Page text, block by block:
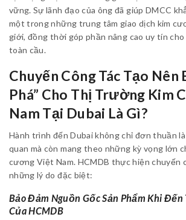
vững. Sự lãnh đạo của ông đã giúp DMCC
một trong những trung tâm giao dịch kim
giới, đồng thời góp phần nâng cao uy tín
toàn cầu.
Chuyến Công Tác Tạo
Phá” Cho Thị Trường Kim
Nam Tại Dubai Là Gì?
Hành trình đến Dubai không chỉ đơn thuần
quan mà còn mang theo những kỳ vọng lớn
cương Việt Nam. HCMDB thực hiện chuyến
những lý do đặc biệt:
Bảo Đảm Nguồn Gốc Sản Phẩm Khi Đến
Của HCMDB